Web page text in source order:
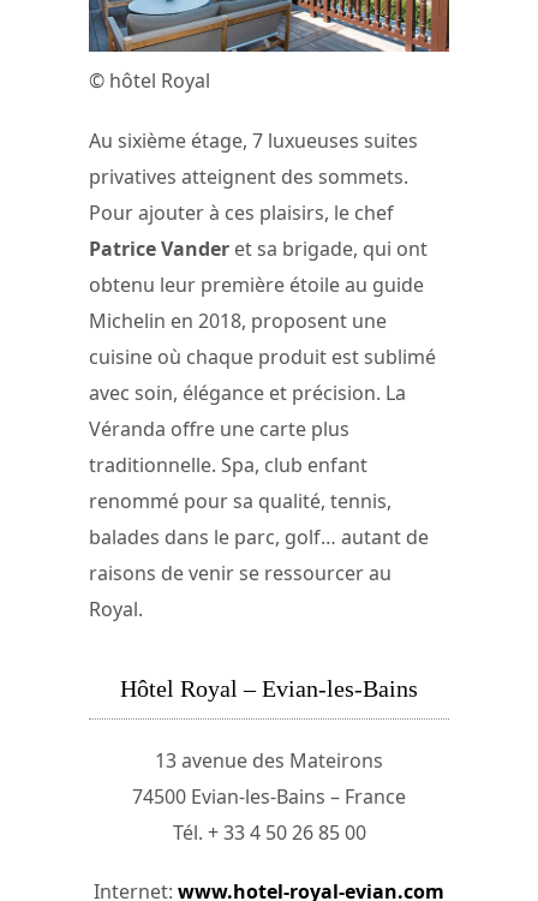
© hôtel Royal
Au sixième étage, 7 luxueuses suites
privatives atteignent des sommets.
Pour ajouter à ces plaisirs, le chef
Patrice Vander et sa brigade, qui ont
obtenu leur première étoile au guide
Michelin en 2018, proposent une
cuisine où chaque produit est sublimé
avec soin, élégance et précision. La
Véranda offre une carte plus
traditionnelle. Spa, club enfant
renommé pour sa qualité, tennis,
balades dans le parc, golf… autant de
raisons de venir se ressourcer au
Royal.
Hôtel Royal – Evian-les-Bains
13 avenue des Mateirons
74500 Evian-les-Bains – France
Tél. + 33 4 50 26 85 00
Internet: www.hotel-royal-evian.com